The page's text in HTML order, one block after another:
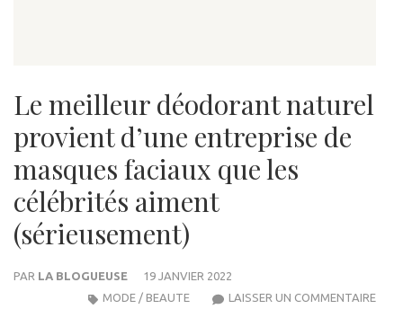
Le meilleur déodorant naturel
provient d’une entreprise de
masques faciaux que les
célébrités aiment
(sérieusement)
PAR LA BLOGUEUSE
19 JANVIER 2022
LAISSER UN COMMENTAIRELE
MODE / BEAUTE